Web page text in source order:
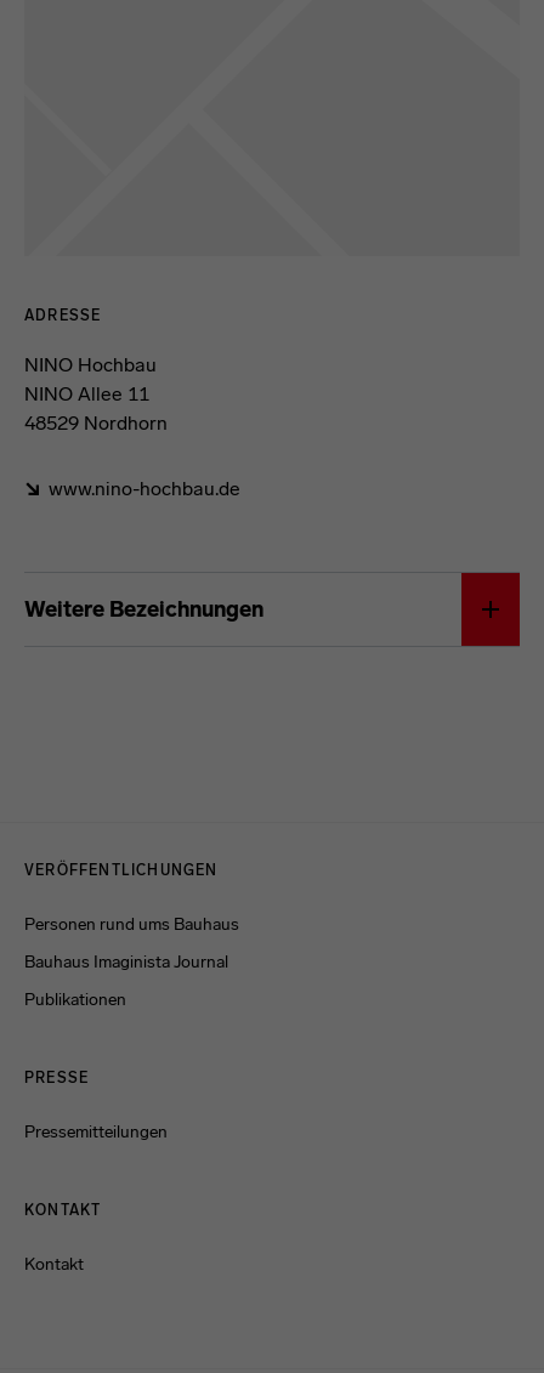
Kontaktdaten und Öffnungszeiten
ADRESSE
NINO Hochbau
NINO Allee 11
48529 Nordhorn
www.nino-hochbau.de
Weitere Bezeichnungen
VERÖFFENTLICHUNGEN
Personen rund ums Bauhaus
Bauhaus Imaginista Journal
Publikationen
PRESSE
Pressemitteilungen
KONTAKT
Kontakt